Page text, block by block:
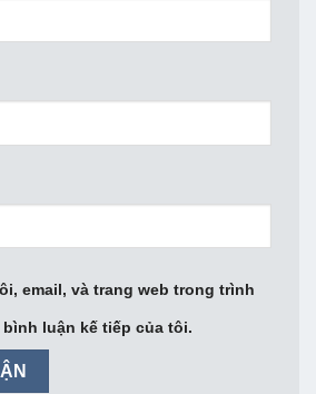
email, và trang web trong trình
luận kế tiếp của tôi.